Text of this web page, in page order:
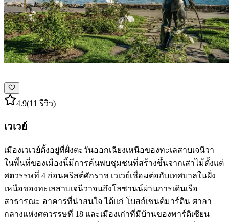
4.9(11 รีวิว)
เวเวย์
เมืองเวเวย์ตั้งอยู่ที่ฝั่งตะวันออกเฉียงเหนือของทะเลสาบเจนีวา
ในพื้นที่ของเมืองนี้มีการค้นพบชุมชนที่สร้างขึ้นจากเสาไม้ตั้งแต่
ศตวรรษที่ 4 ก่อนคริสต์ศักราช เวเวย์เชื่อมต่อกับเทศบาลในฝั่ง
เหนือของทะเลสาบเจนีวาจนถึงโลซานน์ผ่านการเดินเรือ
สาธารณะ อาคารที่น่าสนใจ ได้แก่ โบสถ์เซนต์มาร์ติน ศาลา
กลางแห่งศตวรรษที่ 18 และเมืองเก่าที่มีบ้านของพาร์ติเซียน